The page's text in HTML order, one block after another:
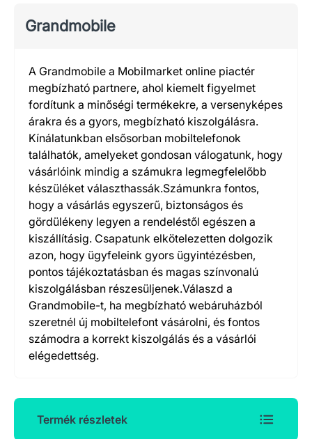
Grandmobile
A Grandmobile a Mobilmarket online piactér
megbízható partnere, ahol kiemelt figyelmet
fordítunk a minőségi termékekre, a versenyképes
árakra és a gyors, megbízható kiszolgálásra.
Kínálatunkban elsősorban mobiltelefonok
találhatók, amelyeket gondosan válogatunk, hogy
vásárlóink mindig a számukra legmegfelelőbb
készüléket választhassák.Számunkra fontos,
hogy a vásárlás egyszerű, biztonságos és
gördülékeny legyen a rendeléstől egészen a
kiszállításig. Csapatunk elkötelezetten dolgozik
azon, hogy ügyfeleink gyors ügyintézésben,
pontos tájékoztatásban és magas színvonalú
kiszolgálásban részesüljenek.Válaszd a
Grandmobile-t, ha megbízható webáruházból
szeretnél új mobiltelefont vásárolni, és fontos
számodra a korrekt kiszolgálás és a vásárlói
elégedettség.
Termék részletek